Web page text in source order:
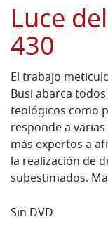
Luce
430
El trabajo
Busi abarca
teológicos como
responde a
más expertos a
la realización de
subestimados.
Sin DVD